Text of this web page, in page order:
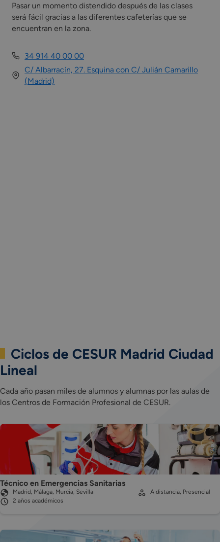
Pasar un momento distendido después de las clases
será fácil gracias a las diferentes cafeterías que se
encuentran en la zona.
34 914 40 00 00
C/ Albarracín, 27. Esquina con C/ Julián Camarillo
(Madrid)
Ciclos de CESUR Madrid Ciudad
Lineal
Cada año pasan miles de alumnos y alumnas por las aulas de
los Centros de Formación Profesional de CESUR.
Técnico en Emergencias Sanitarias
Madrid, Málaga, Murcia, Sevilla
2 años académicos
A distancia, Presencial